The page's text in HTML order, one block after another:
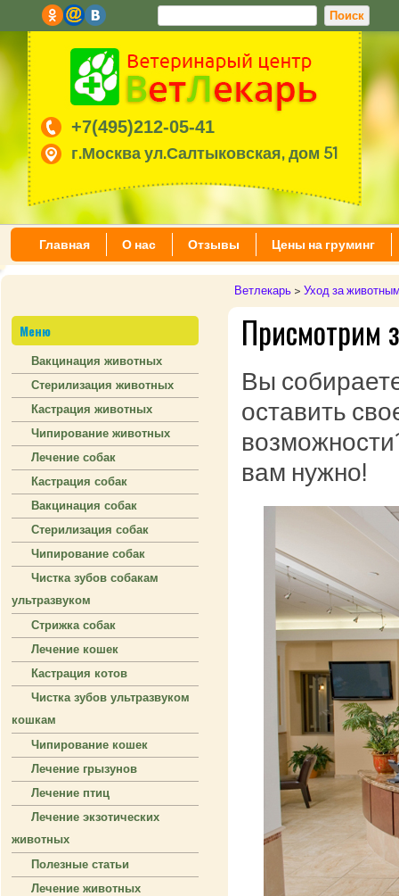
+7(495)212-05-41
г.Москва ул.Салтыковская, дом 51
Главная О нас Отзывы Цены на груминг
Ветлекарь > Уход за
Присмотрим
Вы
оставить
вам нужно!
Меню
Вакцинация животных
Стерилизация животных
Кастрация животных
Чипирование животных
Лечение собак
Кастрация собак
Вакцинация собак
Стерилизация собак
Чипирование собак
Чистка зубов собакам
ультразвуком
Стрижка собак
Лечение кошек
Кастрация котов
Чистка зубов ультразвуком
кошкам
Чипирование кошек
Лечение грызунов
Лечение птиц
Лечение экзотических
животных
Полезные статьи
Лечение животных